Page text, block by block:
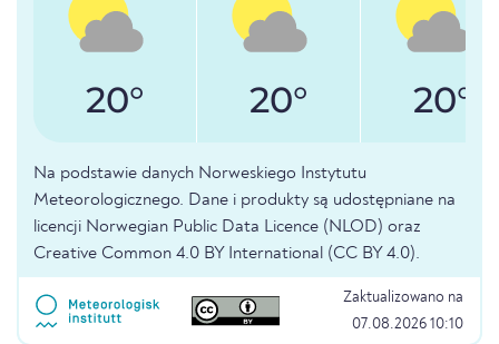
20° 20° 20°
Na podstawie danych Norweskiego Instytutu
Meteorologicznego. Dane i produkty są udostępniane na
licencji Norwegian Public Data Licence (NLOD) oraz
Creative Common 4.0 BY International (CC BY 4.0).
Zaktualizowano na
07.08.2026 10:10